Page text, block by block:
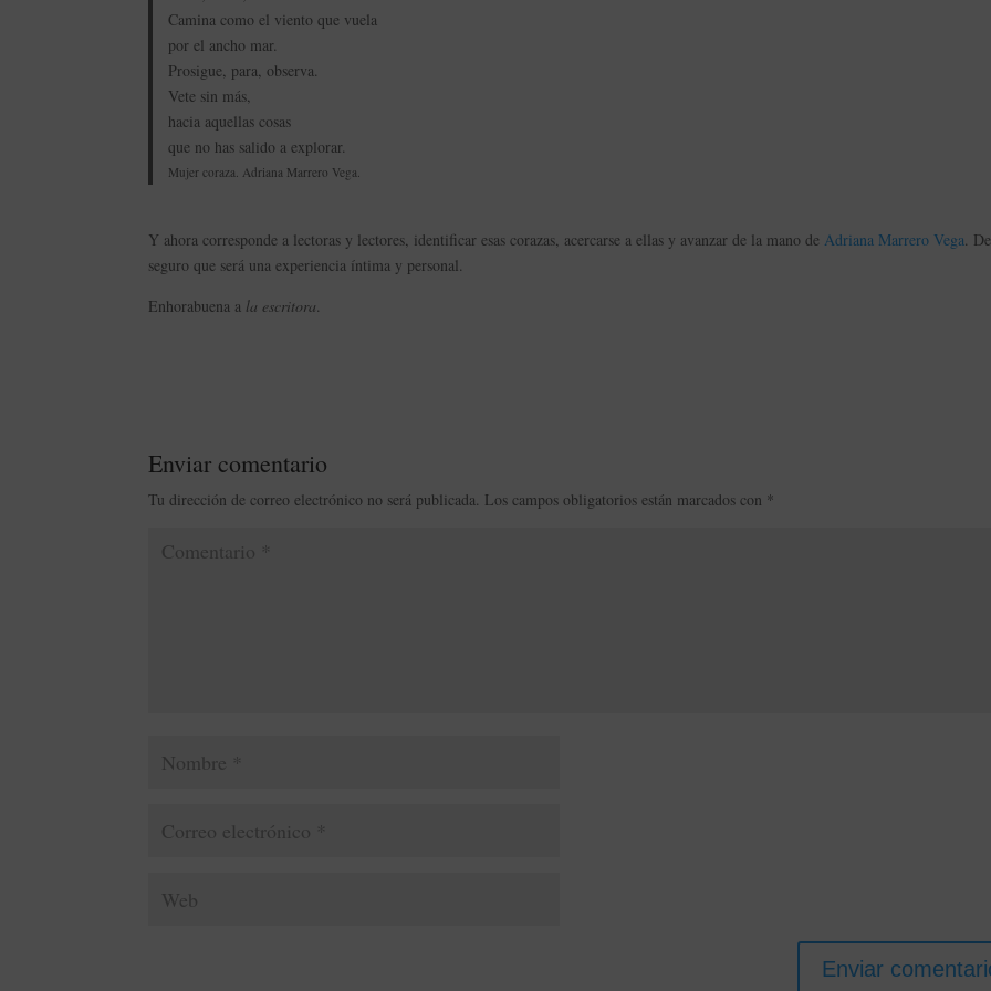
Camina como el viento que vuela
por el ancho mar.
Prosigue, para, observa.
Vete sin más,
hacia aquellas cosas
que no has salido a explorar.
Mujer coraza. Adriana Marrero Vega.
Y ahora corresponde a lectoras y lectores, identificar esas corazas, acercarse a ellas y avanzar de la mano de Adriana Marrero Vega. De
seguro que será una experiencia íntima y personal.
Enhorabuena a la escritora.
Enviar comentario
Tu dirección de correo electrónico no será publicada. Los campos obligatorios están marcados con *